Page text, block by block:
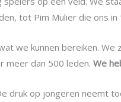
tot Pim Mulier die ons
we kunnen bereiken.
meer dan 500 leden.We
druk op jongeren neemt